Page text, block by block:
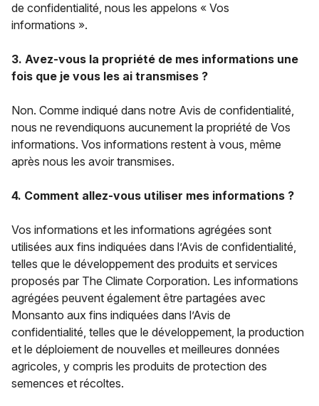
de confidentialité, nous les appelons « Vos
informations ».
3. Avez-vous la propriété de mes informations une
fois que je vous les ai transmises ?
Non. Comme indiqué dans notre Avis de confidentialité,
nous ne revendiquons aucunement la propriété de Vos
informations. Vos informations restent à vous, même
après nous les avoir transmises.
4. Comment allez-vous utiliser mes informations ?
Vos informations et les informations agrégées sont
utilisées aux fins indiquées dans l’Avis de confidentialité,
telles que le développement des produits et services
proposés par The Climate Corporation. Les informations
agrégées peuvent également être partagées avec
Monsanto aux fins indiquées dans l’Avis de
confidentialité, telles que le développement, la production
et le déploiement de nouvelles et meilleures données
agricoles, y compris les produits de protection des
semences et récoltes.